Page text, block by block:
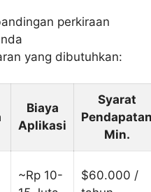
perkiraan
yang dibutuhkan:
Biaya
Aplikasi
Syarat
Min.
~Rp 10-
$60.000 /